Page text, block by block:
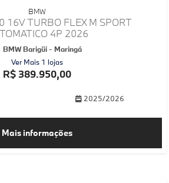
BMW
16V TURBO FLEX M SPORT
4P 2026
BMW Barigüi - Maringá
Ver Mais 1 lojas
R$ 389.950,00
2025/2026
Mais informações